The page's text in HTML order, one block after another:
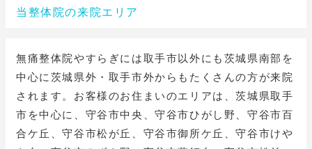
当整体院の来院エリア
無痛整体院やすらぎには取手市以外にも茨城県南部を
中心に茨城県外・取手市外からもたくさんの方が来院
されます。お客様のお住まいのエリアは、茨城県取手
市を中心に、守谷市中央、守谷市ひがし野、守谷市百
合ケ丘、守谷市松が丘、守谷市御所ケ丘、守谷市けや